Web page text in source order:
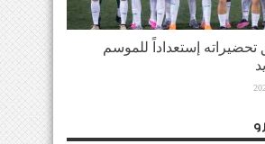
إستعداداً للموسم